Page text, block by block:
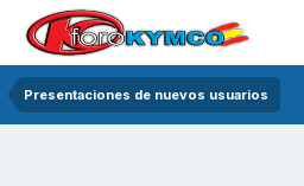
Presentaciones de nuevos usuarios